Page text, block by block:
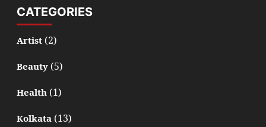
CATEGORIES
Artist(2)
Beauty(5)
Health(1)
Kolkata(13)